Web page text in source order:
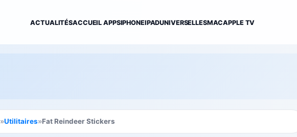
ACTUALITÉSACCUEIL APPSIPHONEIPADUNIVERSELLESMACAPPLE TV
»Utilitaires»Fat Reindeer Stickers